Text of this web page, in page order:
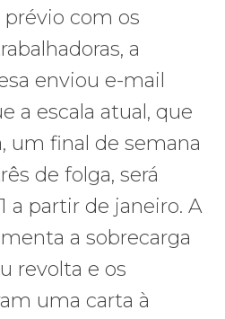
com os
a
enviou e-mail
a escala atual, que
um final de semana
de folga, será
a partir de janeiro. A
a sobrecarga
revolta e os
uma carta à